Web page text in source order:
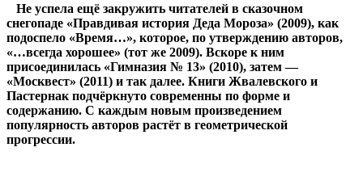
Не успела ещё закружить читателей в сказочном
снегопаде «Правдивая история Деда Мороза» (2009), как
подоспело «Время…», которое, по утверждению авторов,
«…всегда хорошее» (тот же 2009). Вскоре к ним
присоединилась «Гимназия № 13» (2010), затем —
«Москвест» (2011) и так далее. Книги Жвалевского и
Пастернак подчёркнуто современны по форме и
содержанию. С каждым новым произведением
популярность авторов растёт в геометрической
прогрессии.